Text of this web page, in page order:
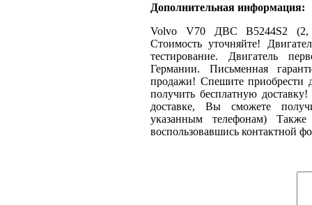
Дополнительная информация:
Volvo V70 ДВС B5244S2
Стоимость уточняйте!
тестирование. Двигатель
Германии. Письменная
продажи! Спешите приобрести
получить бесплатную
доставке, Вы сможете
указанным телефонам)
воспользовавшись контактной